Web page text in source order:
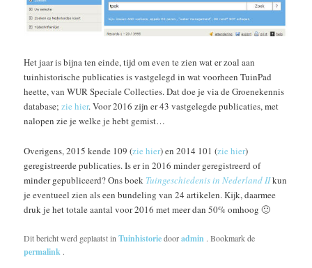
Het jaar is bijna ten einde, tijd om even te zien wat er zoal aan
tuinhistorische publicaties is vastgelegd in wat voorheen TuinPad
heette, van WUR Speciale Collecties. Dat doe je via de Groenekennis
database;zie hier. Voor 2016 zijn er 43 vastgelegde publicaties, met
nalopen zie je welke je hebt gemist…
Overigens, 2015 kende 109 (zie hier) en 2014 101 (zie hier)
geregistreerde publicaties. Is er in 2016 minder geregistreerd of
minder gepubliceerd? Ons boek Tuingeschiedenis in Nederland IIkun
je eventueel zien als een bundeling van 24 artikelen. Kijk, daarmee
druk je het totale aantal voor 2016 met meer dan 50% omhoog 🙂
Dit bericht werd geplaatst inTuinhistoriedooradmin . Bookmark de
permalink .